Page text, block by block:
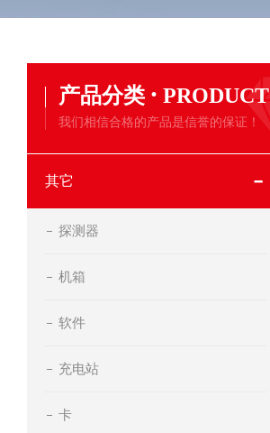
产品分类 · PRODUCT
我们相信合格的产品是信誉的保证！
其它
探测器
机箱
软件
充电站
卡